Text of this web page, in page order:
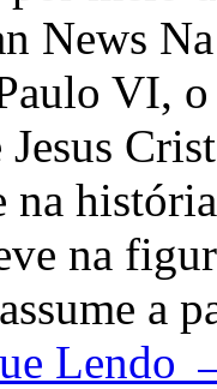
News
VI,
Jesus
na
na
a
Lendo